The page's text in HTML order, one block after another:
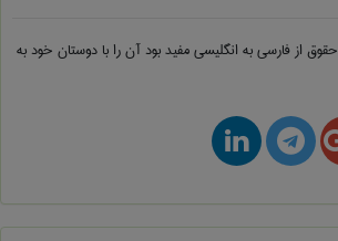
حقوق از فارسی به انگلیسیمفید بود آن را با دوستان خود به